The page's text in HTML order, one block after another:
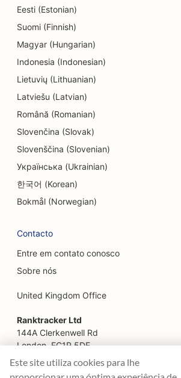
SEO para creches
SEO para endodontistas
SEO para entretenimento e recreação
SEO para Escape Rooms
EO para restaurantes étnicos
SEO para restaurantes 'Farm-to-Table
SEO para serviços de lifting facial
SEO para planejadores financeiros
SEO para restaurantes de fast food
SEO para serviços financeiros
Eesti (Estonian)
Suomi (Finnish)
Magyar (Hungarian)
Indonesia (Indonesian)
Lietuvių (Lithuanian)
Latviešu (Latvian)
Română (Romanian)
Slovenčina (Slovak)
Slovenščina (Slovenian)
Українська (Ukrainian)
한국어 (Korean)
Bokmål (Norwegian)
Contacto
Entre em contato conosco
Sobre nós
United Kingdom Office
Ranktracker Ltd
144A Clerkenwell Rd
London, EC1R 5DF
Company No: 08820809
Este site utiliza cookies para lhe